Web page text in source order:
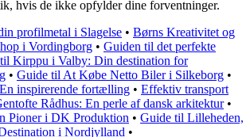
hvis de ikke opfylder dine forventninger.
profilmetal i Slagelse • Børns Kreativitet og
i Vordingborg • Guiden til det perfekte
Kirppu i Valby: Din destination for
• Guide til At Købe Netto Biler i Silkeborg •
inspirerende fortælling • Effektiv transport
Rådhus: En perle af dansk arkitektur•
Pioner i DK Produktion • Guide til Lilleheden,
i Nordjylland •